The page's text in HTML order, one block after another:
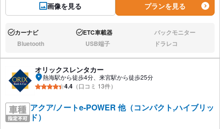
画像を見る プランを見る
あり:カーナビ あり:ETC車載器 なし:バックモニター
なし:Bluetooth なし:USB端子 なし:ドラレコ
オリックスレンタカー
熱海駅から徒歩4分、来宮駅から徒歩25分
4.4 （口コミ 13件）
アクア/ノートe-POWER 他（コンパクト,ハイブリッ
ド）